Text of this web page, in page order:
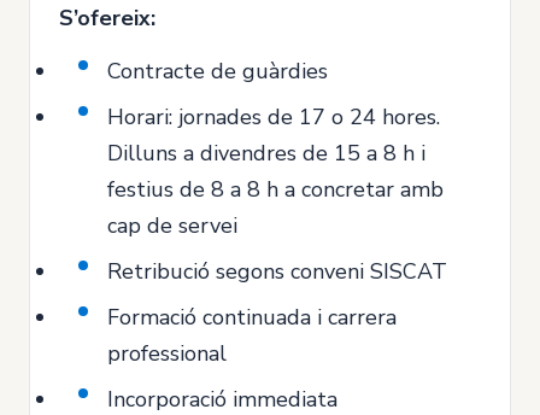
S’ofereix:
Contracte de guàrdies
Horari: jornades de 17 o 24 hores.
Dilluns a divendres de 15 a 8 h i
festius de 8 a 8 h a concretar amb
cap de servei
Retribució segons conveni SISCAT
Formació continuada i carrera
professional
Incorporació immediata